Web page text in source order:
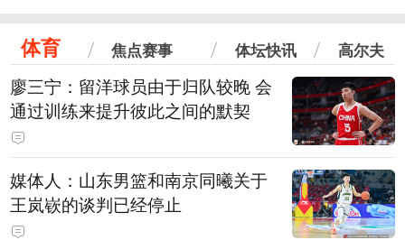
体育 焦点赛事 体坛快讯 高尔夫
廖三宁：留洋球员由于归队较晚 会
通过训练来提升彼此之间的默契
媒体人：山东男篮和南京同曦关于
王岚嵚的谈判已经停止